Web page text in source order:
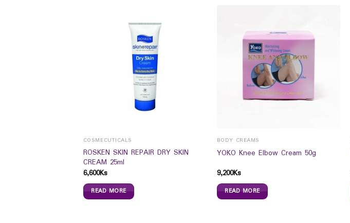
COSMECUTICALS
ROSKEN SKIN REPAIR DRY SKIN
CREAM 25ml
6,600Ks
READ MORE
BODY CREAMS
YOKO Knee Elbow Cream 50g
9,200Ks
READ MORE